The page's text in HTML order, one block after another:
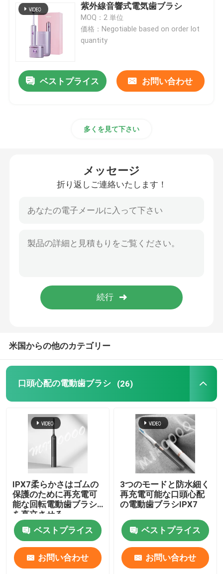
再充電可能な電動歯ブラシ
大人の電動歯ブラシ
子供の電動歯ブラシ
紫外線音響式電気歯ブラシ
MOQ：2 単位
価格：Negotiable based on order lot
quantity
ベストプライス お問い合わせ
多くを見て下さい
メッセージ
折り返しご連絡いたします！
米国からの他のカテゴリー
口頭心配の電動歯ブラシ (26)
IPX7柔らかさはゴムの
保護のために再充電可
能な回転電動歯ブラシ
を直立させる
ベストプライス
お問い合わせ
3つのモードと防水細く
再充電可能な口頭心配
の電動歯ブラシIPX7
ベストプライス
お問い合わせ